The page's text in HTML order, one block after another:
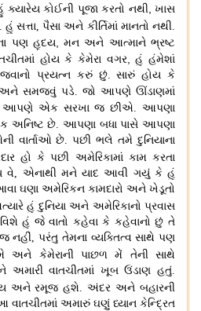
ક્યારેય કોઈની પૂજા કરતો નથી,ખાસ
હું સત્તા,પૈસા અને કીર્તિમાં માનતો નથી.
પણ હૃદય,મન અને આત્માને ભ્રષ્ટ
હોય કે કેમેરા વગર,હું હંમેશાં
પ્રયત્ન કરું છું.સારું હોય કે
સમજવું પડે. જો આપણે ઊંડાણમાં
આપણે એક સરખા જ છીએ.આપણા
અનિષ્ટ છે. આપણા બધા પાસે આપણા
વાર્તાઓ છે.પછી ભલે તમે દુનિયાના
હો કે પછી અમેરિકામાં કામ કરતા
વે, એનાથી મને યાદ આવી ગયું કે હું
ઘણા અમેરિકન કામદારો અને ખેડૂતો
હું દુનિયા અને અમેરિકાનો પ્રવાસ
વિશે હું જે વાતો કહેવા કે કહેવાનો છું તે
જ નહીં,પરંતુ તેમના વ્યક્તિત્વ સાથે પણ
અને કેમેરાની પાછળ મેં તેની સાથે
અમારી વાતચીતમાં ખૂબ ઉંડાણ હતું.
અને રમૂજ હશે.અંદર અને બહારની
અમારું ઘણું ધ્યાન કેન્દ્રિત